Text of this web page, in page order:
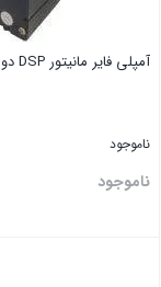
آمپلی فایر مانیتور DSP دو کانال
ناموجود
ناموجود